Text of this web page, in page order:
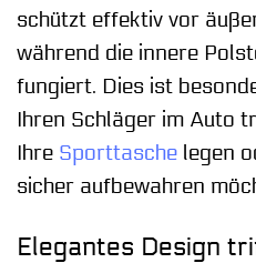
schützt effektiv vor
während die innere
fungiert. Dies ist
Ihren Schläger im Auto
Ihre Sporttasche legen
sicher aufbewahren
Elegantes Design